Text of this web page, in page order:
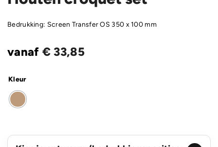
Bedrukking: Screen Transfer OS 350 x 100 mm
vanaf € 33,85
Kleur